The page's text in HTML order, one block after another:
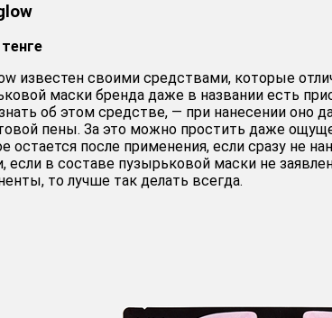
известен своими средствами, которые
маски бренда даже в названии есть
об этом средстве, — при нанесении оно
пены. За это можно простить даже
остается после применения, если сразу не
если в составе пузырьковой маски не
то лучше так делать всегда.